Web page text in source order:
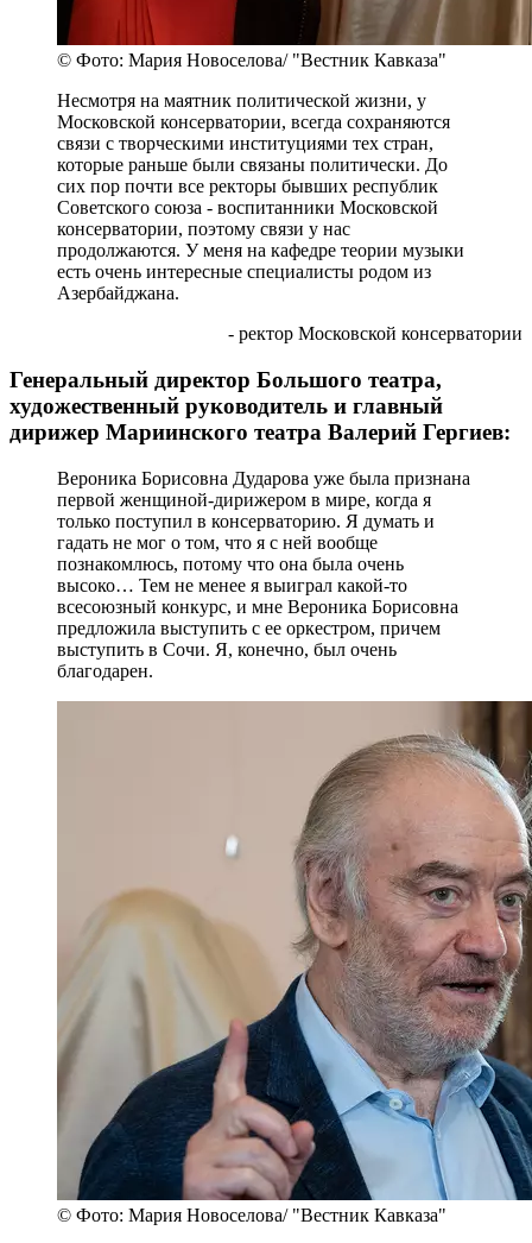
© Фото: Мария Новоселова/ "Вестник Кавказа"
Несмотря на маятник политической жизни, у
Московской консерватории, всегда сохраняются
связи с творческими институциями тех стран,
которые раньше были связаны политически. До
сих пор почти все ректоры бывших республик
Советского союза - воспитанники Московской
консерватории, поэтому связи у нас
продолжаются. У меня на кафедре теории музыки
есть очень интересные специалисты родом из
Азербайджана.
- ректор Московской консерватории
Генеральный директор Большого театра,
художественный руководитель и главный
дирижер Мариинского театра Валерий Гергиев:
Вероника Борисовна Дударова уже была признана
первой женщиной-дирижером в мире, когда я
только поступил в консерваторию. Я думать и
гадать не мог о том, что я с ней вообще
познакомлюсь, потому что она была очень
высоко… Тем не менее я выиграл какой-то
всесоюзный конкурс, и мне Вероника Борисовна
предложила выступить с ее оркестром, причем
выступить в Сочи. Я, конечно, был очень
благодарен.
© Фото: Мария Новоселова/ "Вестник Кавказа"